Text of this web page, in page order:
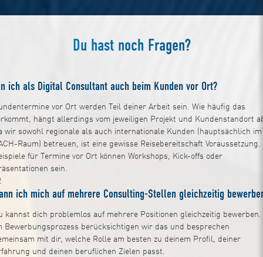
Du hast noch Fragen?
ich als Digital Consultant auch beim Kunden vor Ort?
vor Ort werden Teil deiner Arbeit sein. Wie häufig das
hängt allerdings vom jeweiligen Projekt und Kundenstandort
wir sowohl regionale als auch internationale Kunden (hauptsächlich im
Raum) betreuen, ist eine gewisse Reisebereitschaft Voraussetzung.
für Termine vor Ort können Workshops, Kick-offs oder
sein.
ich mich auf mehrere Consulting-Stellen gleichzeitig
kannst dich problemlos auf mehrere Positionen gleichzeitig bewerben.
Bewerbungsprozess berücksichtigen wir das und besprechen
mit dir, welche Rolle am besten zu deinem Profil, deiner
und deinen beruflichen Zielen passt.